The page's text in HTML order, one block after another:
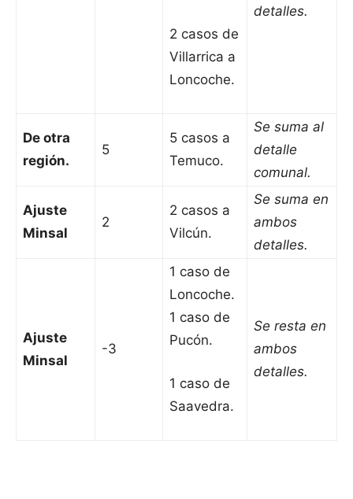
2 casos de
Villarrica a
Loncoche.
detalles.
De otra
región.
5
5 casos a
Temuco.
Se suma al
detalle
comunal.
Ajuste
Minsal
2
2 casos a
Vilcún.
Se suma en
ambos
detalles.
Ajuste
Minsal
-3
1 caso de
Loncoche.
1 caso de
Pucón.
1 caso de
Saavedra.
Se resta en
ambos
detalles.